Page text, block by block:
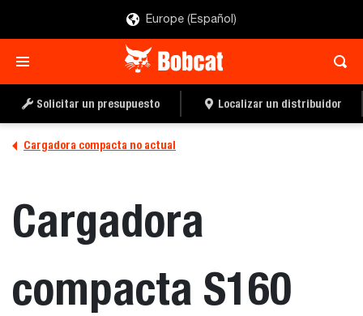
Europe (Español)
Solicitar un presupuesto Localizar un distribuidor
Cargadora compacta no actual
Cargadora
compacta S160